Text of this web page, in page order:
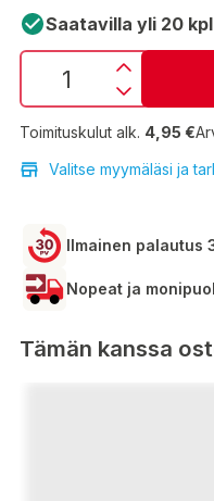
Saatavilla yli 20 kpl
Toimituskulut alk. 4,95 €
Valitse myymäläsi ja
Ilmainen palautus
Nopeat ja
Tämän kanssa